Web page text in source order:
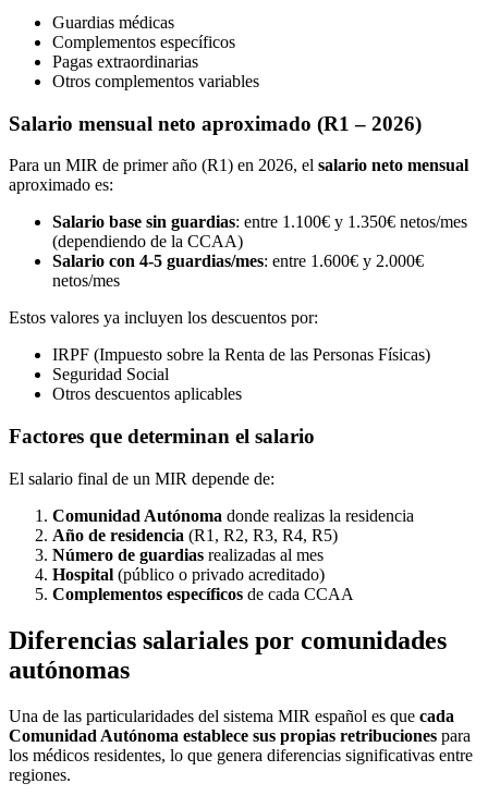
Guardias médicas
Complementos específicos
Pagas extraordinarias
Otros complementos variables
Salario mensual neto aproximado (R1 – 2026)
Para un MIR de primer año (R1) en 2026, el salario neto mensual
aproximado es:
Salario base sin guardias: entre 1.100€ y 1.350€ netos/mes
(dependiendo de la CCAA)
Salario con 4-5 guardias/mes: entre 1.600€ y 2.000€
netos/mes
Estos valores ya incluyen los descuentos por:
IRPF (Impuesto sobre la Renta de las Personas Físicas)
Seguridad Social
Otros descuentos aplicables
Factores que determinan el salario
El salario final de un MIR depende de:
Comunidad Autónoma donde realizas la residencia
Año de residencia (R1, R2, R3, R4, R5)
Número de guardias realizadas al mes
Hospital (público o privado acreditado)
Complementos específicos de cada CCAA
Diferencias salariales por comunidades
autónomas
Una de las particularidades del sistema MIR español es que cada
Comunidad Autónoma establece sus propias retribuciones para
los médicos residentes, lo que genera diferencias significativas entre
regiones.